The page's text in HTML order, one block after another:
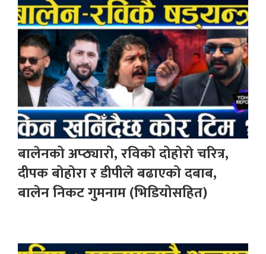
बालेनको अप्ठ्यारो, रविको दोहोरो चरित्र,
दीपक बोहोरा र डीपीले बढाएको दबाब,
बालेन निकट गुमनाम (भिडियोसहित)